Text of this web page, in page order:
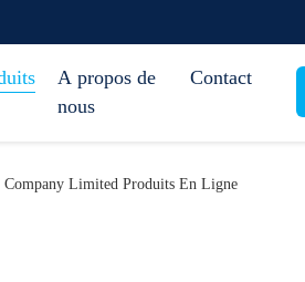
A propos de
nous
Contact
Limited Produits En Ligne